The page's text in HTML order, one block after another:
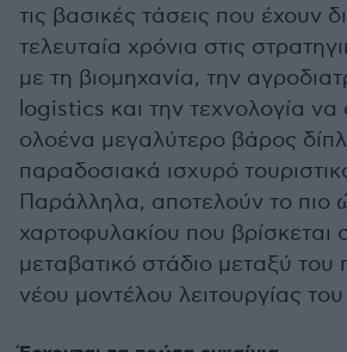
τις βασικές τάσεις που έχουν
τελευταία χρόνια στις
με τη βιομηχανία, την
logistics και την τεχνολογία
ολοένα μεγαλύτερο βάρος
παραδοσιακά ισχυρό
Παράλληλα, αποτελούν το πιο
χαρτοφυλακίου που βρίσκεται
μεταβατικό στάδιο μεταξύ του
νέου μοντέλου λειτουργίας